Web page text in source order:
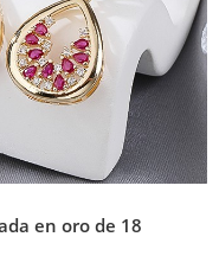
en oro de 18